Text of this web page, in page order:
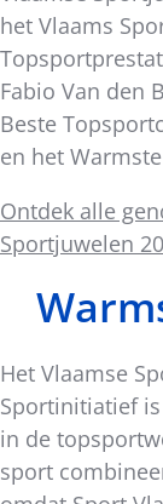
het Vlaams
Fabio Van den
Beste
en het
Ontdek alle
Sportjuwelen
Het Vlaamse
Sportinitiatief
in de
sport